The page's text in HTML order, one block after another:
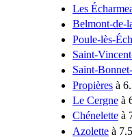
Les
Belmont-de-
Poule-lès-
Saint-
Saint-
Propières à
Le Cergne à
Chénelette à
Azolette à